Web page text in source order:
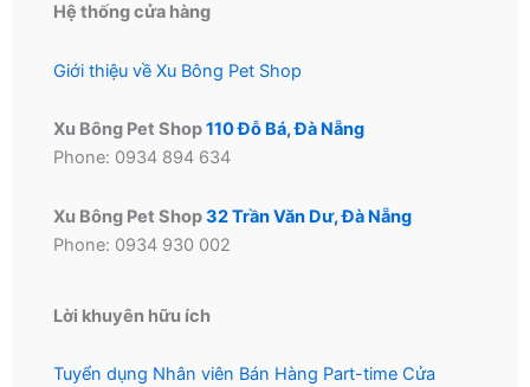
Hệ thống cửa hàng
Giới thiệu về Xu Bông Pet Shop
Xu Bông Pet Shop110 Đỗ Bá, Đà Nẵng
Phone: 0934 894 634
Xu Bông Pet Shop32 Trần Văn Dư, Đà Nẵng
Phone: 0934 930 002
Lời khuyên hữu ích
Tuyển dụng Nhân viên Bán Hàng Part-time Cửa